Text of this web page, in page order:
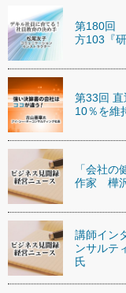
第180回
方103『
第33回
10％を維
「会社
作家 樺
講師イン
ンサルテ
氏